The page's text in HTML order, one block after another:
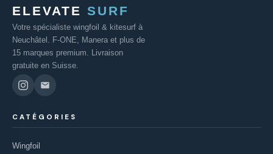
ELEVATE SURF
Votre spécialiste wingfoil & kitesurf à
Neuchâtel. F-ONE, Manera et plus de
15 marques premium. Livraison
gratuite en Suisse.
CATÉGORIES
Wingfoil